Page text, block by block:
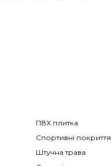
ПВХ плитка
Спортивні покриття
Штучна трава